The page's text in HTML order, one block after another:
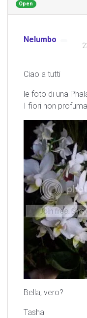
Open
Nelumbo
Ciao a tutti
le foto di una
I fiori non
Bella, vero?
Tasha